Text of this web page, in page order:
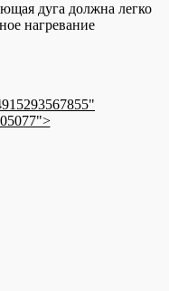
дуга должна легко
нагревание